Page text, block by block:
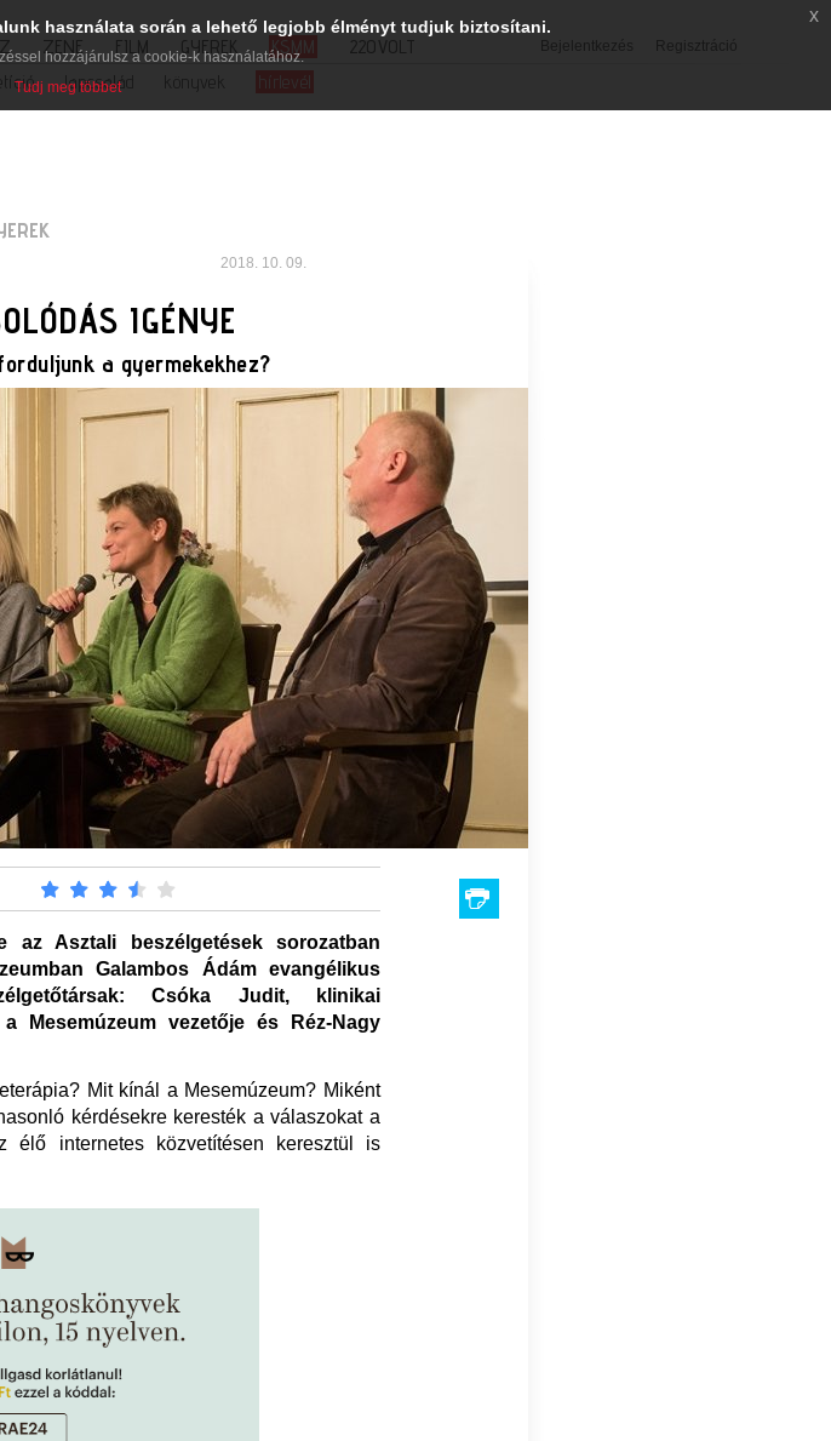
Bejelentkezés Regisztráció
ZENE FILM GYEREK KSMM
220VOLT
lapcsalád könyvek hírlevél
2018. 10. 09.
IGÉNYE
a gyermekekhez?
Asztali beszélgetések sorozatban
Galambos Ádám evangélikus
Csóka Judit, klinikai
Mesemúzeum vezetője és Réz-Nagy
Mit kínál a Mesemúzeum? Miként
kérdésekre keresték a válaszokat a
élő internetes közvetítésen keresztül is
használata során a lehető legjobb élményt tudjuk biztosítani.
hozzájárulsz a cookie-k használatához.
Tudj meg többet
x